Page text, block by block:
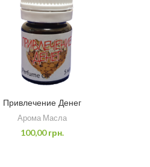
Привлечение Денег
Арома Масла
100,00грн.